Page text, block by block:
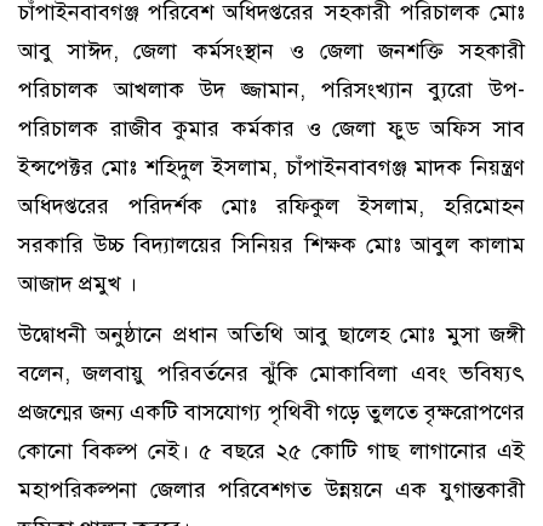
চাঁপাইনবাবগঞ্জ পরিবেশ অধিদপ্তরের সহকারী পরিচালক মোঃ
আবু সাঈদ, জেলা কর্মসংস্থান ও জেলা জনশক্তি সহকারী
পরিচালক আখলাক উদ জ্জামান, পরিসংখ্যান ব্যুরো উপ-
পরিচালক রাজীব কুমার কর্মকার ও জেলা ফুড অফিস সাব
ইন্সপেক্টর মোঃ শহিদুল ইসলাম, চাঁপাইনবাবগঞ্জ মাদক নিয়ন্ত্রণ
অধিদপ্তরের পরিদর্শক মোঃ রফিকুল ইসলাম, হরিমোহন
সরকারি উচ্চ বিদ্যালয়ের সিনিয়র শিক্ষক মোঃ আবুল কালাম
আজাদ প্রমুখ । ​
উদ্বোধনী অনুষ্ঠানে প্রধান অতিথি আবু ছালেহ মোঃ মুসা জঙ্গী
বলেন, জলবায়ু পরিবর্তনের ঝুঁকি মোকাবিলা এবং ভবিষ্যৎ
প্রজন্মের জন্য একটি বাসযোগ্য পৃথিবী গড়ে তুলতে বৃক্ষরোপণের
কোনো বিকল্প নেই। ৫ বছরে ২৫ কোটি গাছ লাগানোর এই
মহাপরিকল্পনা জেলার পরিবেশগত উন্নয়নে এক যুগান্তকারী